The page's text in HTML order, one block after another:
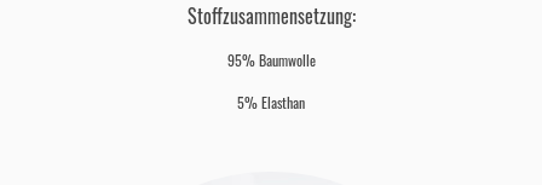
Stoffzusammensetzung:
95% Baumwolle
5% Elasthan